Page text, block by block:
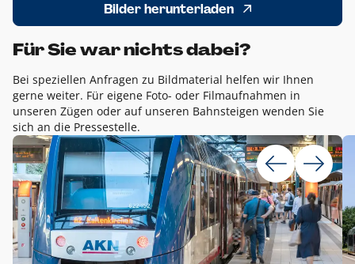
Bilder herunterladen
Für Sie war nichts dabei?
Bei speziellen Anfragen zu Bildmaterial helfen wir Ihnen
gerne weiter. Für eigene Foto- oder Filmaufnahmen in
unseren Zügen oder auf unseren Bahnsteigen wenden Sie
sich an die Pressestelle.